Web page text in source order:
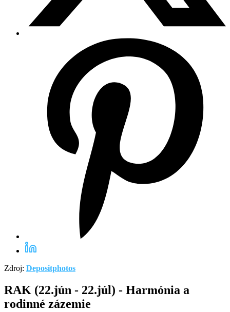
Zdroj: Depositphotos
RAK (22.jún - 22.júl) - Harmónia a
rodinné zázemie